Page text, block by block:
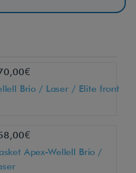
Brio / Laser / Elite front
Apex-Wellell Brio /